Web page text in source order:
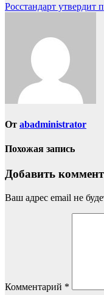
Росстандарт утвердит
От abadministrator
Похожая запись
Добавить
Ваш адрес email не
Комментарий *